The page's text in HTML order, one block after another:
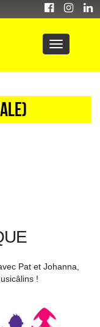
Pat et Johanna,
!